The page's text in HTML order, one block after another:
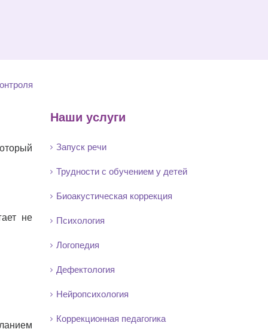
не
Наши услуги
Запуск речи
Трудности с обучением у детей
Биоакустическая коррекция
Психология
Логопедия
Дефектология
Нейропсихология
Коррекционная педагогика